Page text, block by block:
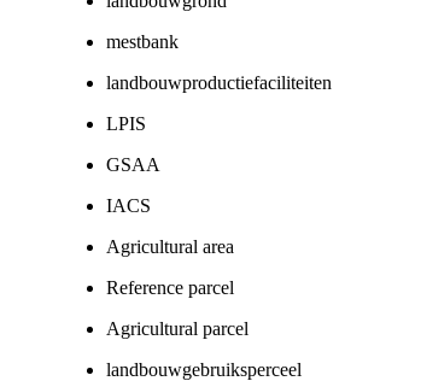
mestbank
landbouwproductiefaciliteiten
LPIS
GSAA
IACS
Agricultural area
Reference parcel
Agricultural parcel
landbouwgebruiksperceel